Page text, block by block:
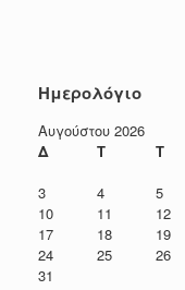
Ημερολόγιο
Αυγούστου 2026
Δ
Τ Τ
3
4 5
10
11 12
17
18 19
24
25 26
31